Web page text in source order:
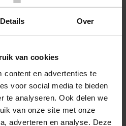
Details Over
van cookies
content en advertenties te
voor social media te bieden
te analyseren. Ook delen we
van onze site met onze
adverteren en analyse. Deze
ALLES BESTELLEN
om eenvoudig en snel producten
kunt u terugvinden in uw
voor uw administratie!